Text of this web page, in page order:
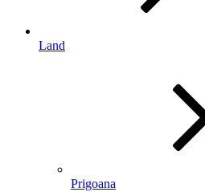
Land
Prigoana